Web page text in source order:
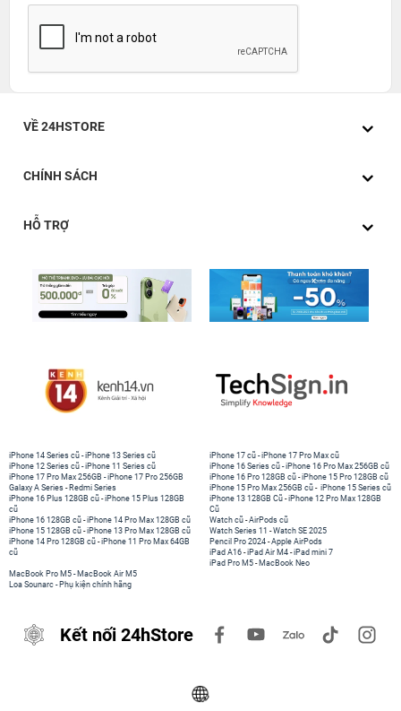
VỀ 24HSTORE
CHÍNH SÁCH
HỖ TRỢ
iPhone 14 Series cũ -iPhone 13 Series cũ
iPhone 12 Series cũ -iPhone 11 Series cũ
iPhone 17 Pro Max 256GB -iPhone 17 Pro 256GB
Galaxy A Series - Redmi Series
iPhone 17 cũ -iPhone 17 Pro Max cũ
iPhone 16 Series cũ - iPhone 16 Pro Max 256GB cũ
iPhone 16 Pro 128GB cũ -iPhone 15 Pro 128GB cũ
iPhone 15 Pro Max 256GB cũ - iPhone 15 Series cũ
iPhone 16 Plus 128GB cũ -iPhone 15 Plus 128GB
cũ
iPhone 16 128GB cũ -iPhone 14 Pro Max 128GB cũ
iPhone 15 128GB cũ -iPhone 13 Pro Max 128GB cũ
iPhone 14 Pro 128GB cũ -iPhone 11 Pro Max 64GB
cũ
iPhone 13 128GB Cũ -iPhone 12 Pro Max 128GB
Cũ
Watch cũ -AirPods cũ
Watch Series 11 -Watch SE 2025
Pencil Pro 2024 -Apple AirPods
iPad A16 -iPad Air M4 -iPad mini 7
iPad Pro M5 - MacBook Neo
MacBook Pro M5 - MacBook Air M5
Loa Sounarc - Phụ kiện chính hãng
Kết nối 24hStore